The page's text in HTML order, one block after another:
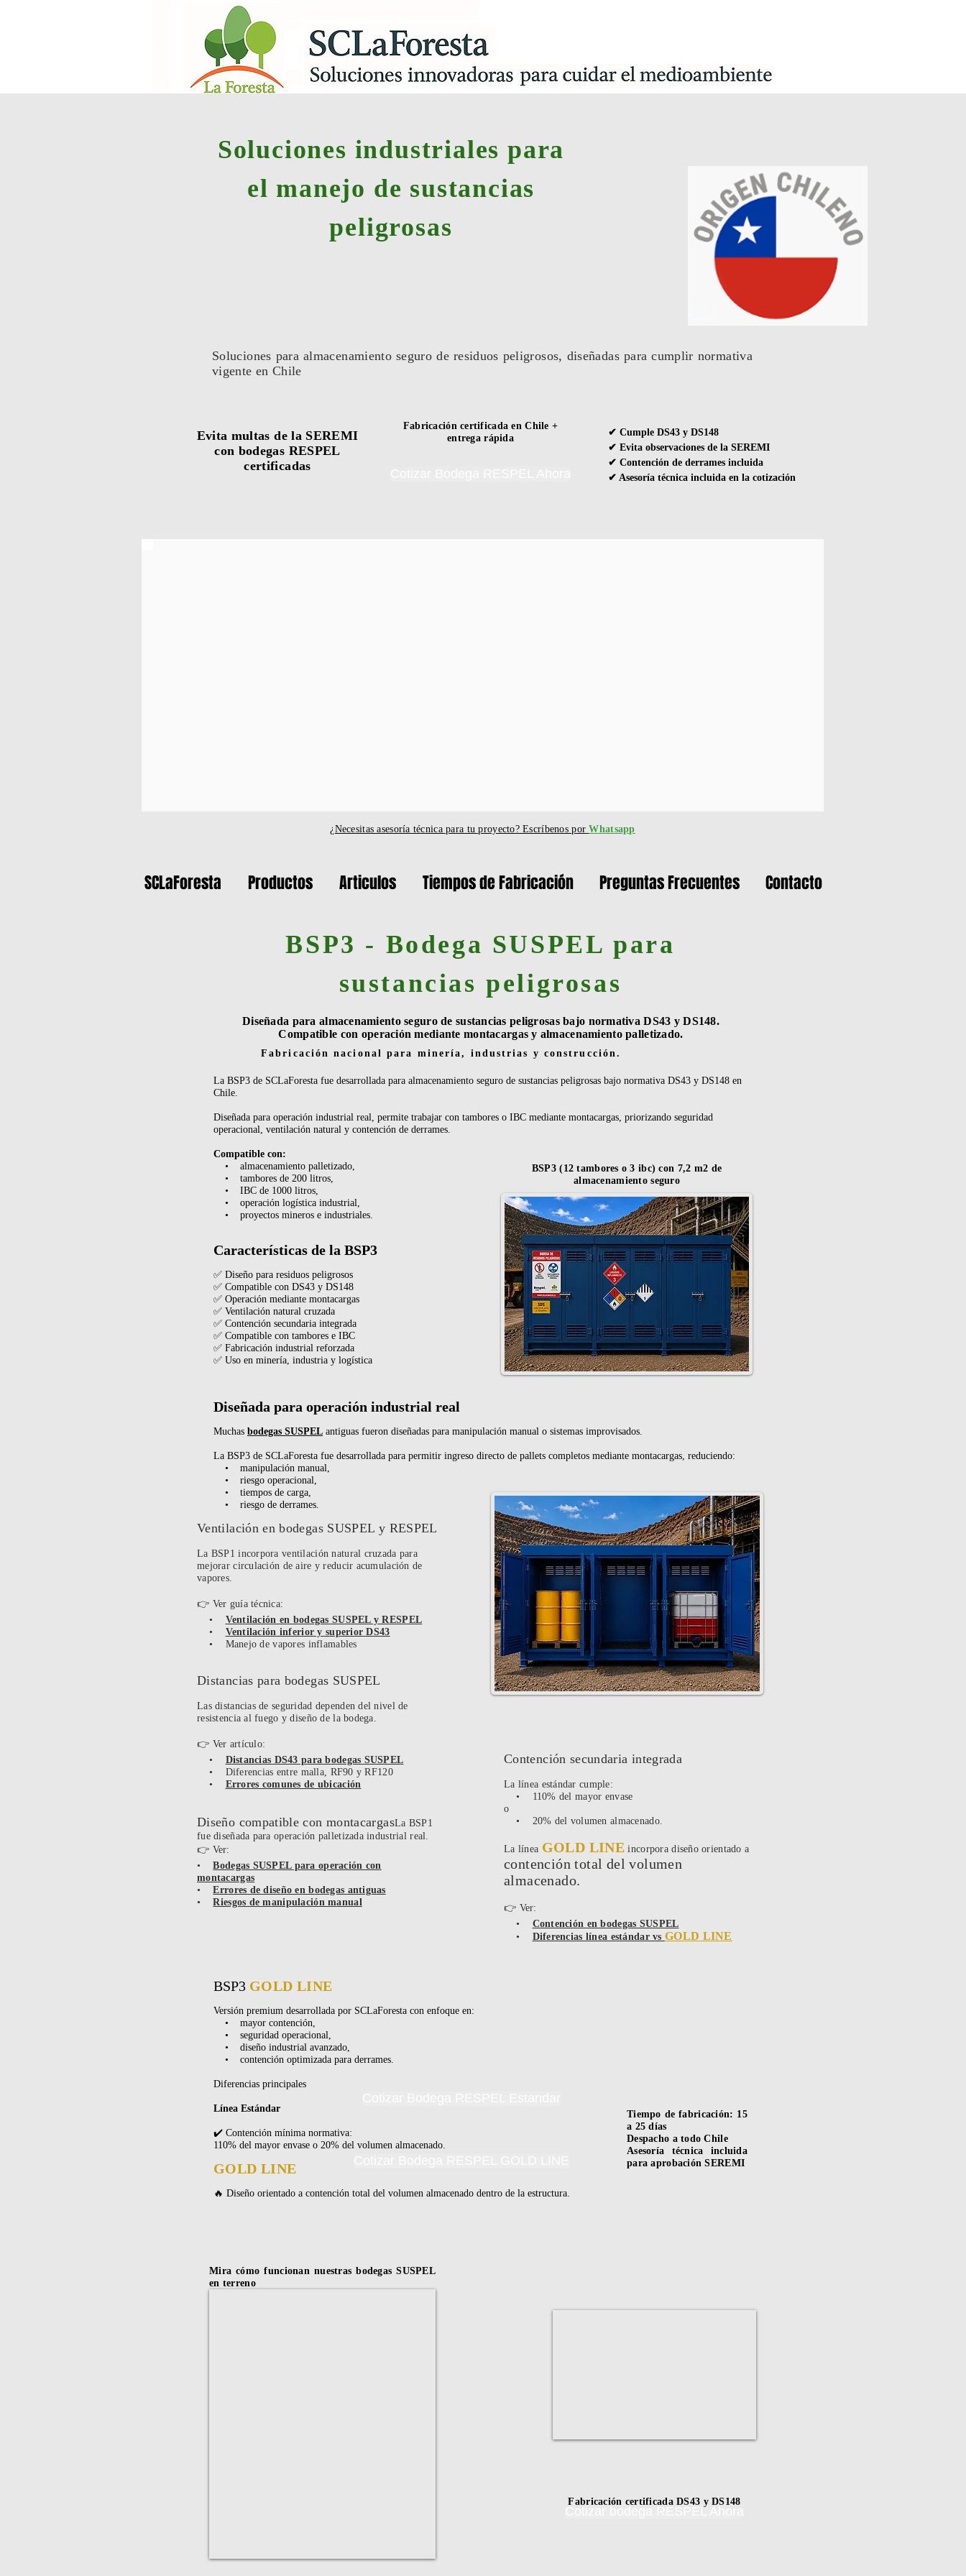
Soluciones industriales para
el manejo de sustancias
peligrosas
Soluciones para almacenamiento seguro de residuos peligrosos, diseñadas para cumplir normativa
vigente en Chile
Evita multas de la SEREMI
con bodegas RESPEL
certificadas
Fabricación certificada en Chile +
entrega rápida
✔ Cumple DS43 y DS148
✔ Evita observaciones de la SEREMI
✔ Contención de derrames incluida
✔ Asesoría técnica incluida en la cotización
¿Necesitas asesoría técnica para tu proyecto? Escríbenos por Whatsapp
BSP3 - Bodega SUSPEL para
sustancias peligrosas
Diseñada para almacenamiento seguro de sustancias peligrosas bajo normativa DS43 y DS148.
Compatible con operación mediante montacargas y almacenamiento palletizado.
Fabricación nacional para minería, industrias y construcción.
La BSP3 de SCLaForesta fue desarrollada para almacenamiento seguro de sustancias peligrosas bajo normativa DS43 y DS148 en
Chile.
Diseñada para operación industrial real, permite trabajar con tambores o IBC mediante montacargas, priorizando seguridad
operacional, ventilación natural y contención de derrames.
Compatible con:
• almacenamiento palletizado,
• tambores de 200 litros,
• IBC de 1000 litros,
• operación logística industrial,
• proyectos mineros e industriales.
Características de la BSP3
✅ Diseño para residuos peligrosos
✅ Compatible con DS43 y DS148
✅ Operación mediante montacargas
✅ Ventilación natural cruzada
✅ Contención secundaria integrada
✅ Compatible con tambores e IBC
✅ Fabricación industrial reforzada
✅ Uso en minería, industria y logística
Diseñada para operación industrial real
Muchas bodegas SUSPEL antiguas fueron diseñadas para manipulación manual o sistemas improvisados.
La BSP3 de SCLaForesta fue desarrollada para permitir ingreso directo de pallets completos mediante montacargas, reduciendo:
• manipulación manual,
• riesgo operacional,
• tiempos de carga,
• riesgo de derrames.
BSP3 (12 tambores o 3 ibc) con 7,2 m2 de
almacenamiento seguro
Ventilación en bodegas SUSPEL y RESPEL
La BSP1 incorpora ventilación natural cruzada para
mejorar circulación de aire y reducir acumulación de
vapores.
👉 Ver guía técnica:
• Ventilación en bodegas SUSPEL y RESPEL
• Ventilación inferior y superior DS43
• Manejo de vapores inflamables
Distancias para bodegas SUSPEL
Las distancias de seguridad dependen del nivel de
resistencia al fuego y diseño de la bodega.
👉 Ver artículo:
• Distancias DS43 para bodegas SUSPEL
• Diferencias entre malla, RF90 y RF120
• Errores comunes de ubicación
Diseño compatible con montacargasLa BSP1
fue diseñada para operación palletizada industrial real.
👉 Ver:
•Bodegas SUSPEL para operación con
montacargas
•Errores de diseño en bodegas antiguas
•Riesgos de manipulación manual
Contención secundaria integrada
La línea estándar cumple:
• 110% del mayor envase
o
• 20% del volumen almacenado.
La línea GOLD LINE incorpora diseño orientado a
contención total del volumen
almacenado.
👉 Ver:
• Contención en bodegas SUSPEL
• Diferencias línea estándar vs GOLD LINE
Tiempo de fabricación: 15
a 25 días
Despacho a todo Chile
Asesoría técnica incluida
para aprobación SEREMI
BSP3 GOLD LINE
Versión premium desarrollada por SCLaForesta con enfoque en:
• mayor contención,
• seguridad operacional,
• diseño industrial avanzado,
• contención optimizada para derrames.
Diferencias principales
Línea Estándar
✔️ Contención mínima normativa:
110% del mayor envase o 20% del volumen almacenado.
GOLD LINE
🔥 Diseño orientado a contención total del volumen almacenado dentro de la estructura.
Mira cómo funcionan nuestras bodegas SUSPEL
en terreno
Fabricación certificada DS43 y DS148
Cotizar bodega RESPEL Ahora
SCLaForesta Productos Articulos Tiempos de Fabricación Preguntas Frecuentes Contacto